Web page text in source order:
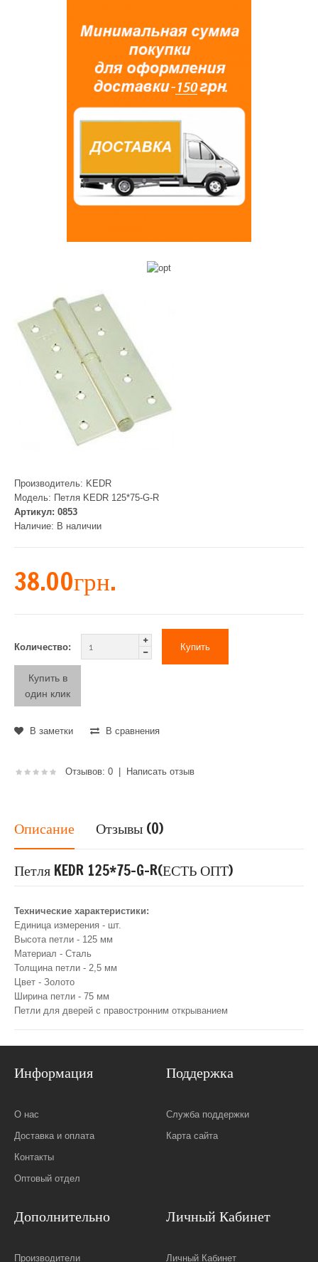
Производитель: KEDR
Модель: Петля KEDR 125*75-G-R
Артикул: 0853
Наличие: В наличии
38.00грн.
Количество:
Купить в
один клик
В заметки В сравнения
Отзывов: 0 | Написать отзыв
Описание Отзывы (0)
Петля KEDR 125*75-G-R(ЕСТЬ ОПТ)
Технические характеристики:
Единица измерения - шт.
Высота петли - 125 мм
Материал - Сталь
Толщина петли - 2,5 мм
Цвет - Золото
Ширина петли - 75 мм
Петли для дверей с правостронним открыванием
Информация
О нас
Доставка и оплата
Контакты
Оптовый отдел
Поддержка
Служба поддержки
Карта сайта
Дополнительно
Производители
Личный Кабинет
Личный Кабинет